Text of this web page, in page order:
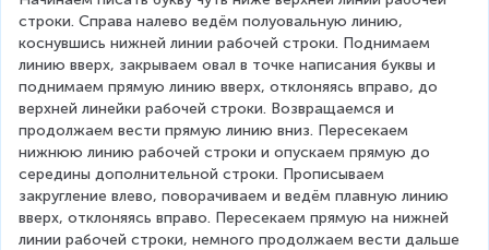
строки. Справа налево ведём полуовальную линию,
коснувшись нижней линии рабочей строки. Поднимаем
линию вверх, закрываем овал в точке написания буквы и
поднимаем прямую линию вверх, отклоняясь вправо, до
верхней линейки рабочей строки. Возвращаемся и
продолжаем вести прямую линию вниз. Пересекаем
нижнюю линию рабочей строки и опускаем прямую до
середины дополнительной строки. Прописываем
закругление влево, поворачиваем и ведём плавную линию
вверх, отклоняясь вправо. Пересекаем прямую на нижней
линии рабочей строки, немного продолжаем вести дальше